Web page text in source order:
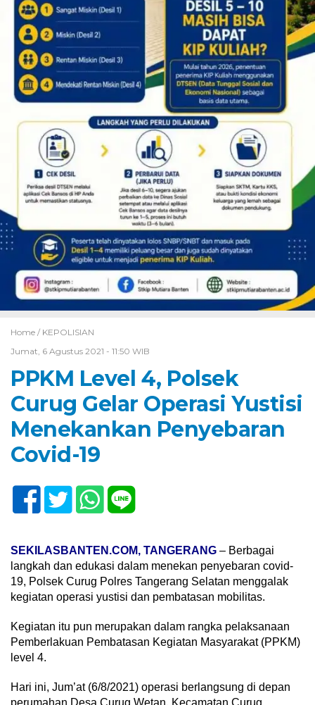
Home / KEPOLISIAN
Jumat, 6 Agustus 2021 - 11:50 WIB
PPKM Level 4, Polsek
Curug Gelar Operasi Yustisi
Menekankan Penyebaran
Covid-19
SEKILASBANTEN.COM, TANGERANG – Berbagai
langkah dan edukasi dalam menekan penyebaran covid-
19, Polsek Curug Polres Tangerang Selatan menggalak
kegiatan operasi yustisi dan pembatasan mobilitas.
Kegiatan itu pun merupakan dalam rangka pelaksanaan
Pemberlakuan Pembatasan Kegiatan Masyarakat (PPKM)
level 4.
Hari ini, Jum’at (6/8/2021) operasi berlangsung di depan